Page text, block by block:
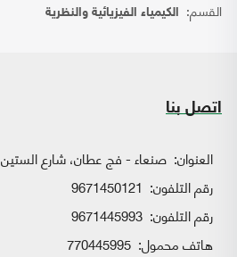
القسم: الكيمياء الفيزيائية والنظرية
اتصل بنا
العنوان: صنعاء - فج عطان، شارع الستين
رقم التلفون: 9671450121
رقم التلفون: 9671445993
هاتف محمول: 770445995